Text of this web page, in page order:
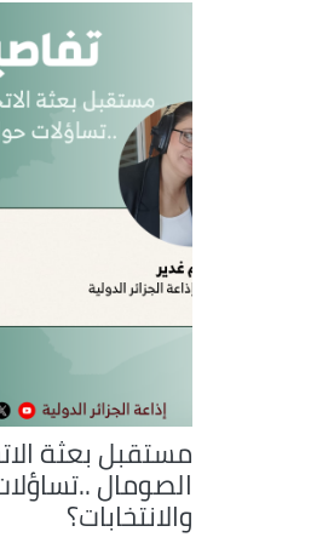
مستقبل بعثة
الصومال
والانتخابات؟